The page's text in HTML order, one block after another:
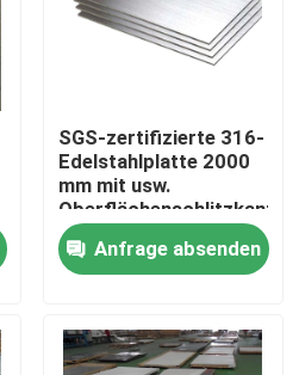
SGS-zertifizierte 316-
Edelstahlplatte 2000
mm mit usw.
Oberflächenschlitzkante
Anfrage absenden